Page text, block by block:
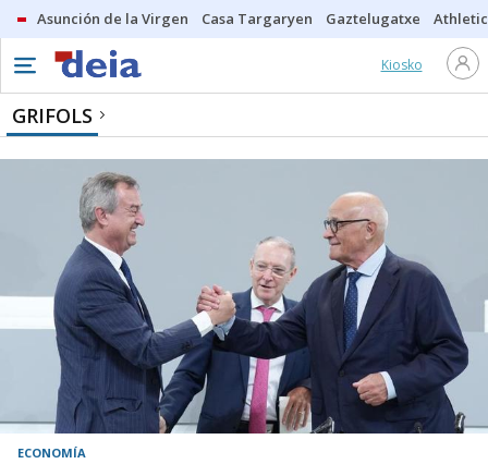
Asunción de la Virgen Casa Targaryen Gaztelugatxe Athletic
Kiosko
GRIFOLS
ECONOMÍA